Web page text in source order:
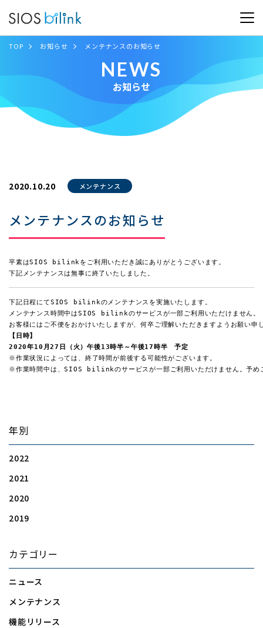
TOP お知らせ メンテナンスのお知らせ
NEWS
お知らせ
2020.10.20 メンテナンス
メンテナンスのお知らせ
平素はSIOS bilinkをご利用いただき誠にありがとうございます。
下記メンテナンスは無事に終了いたしました。
下記日程にてSIOS bilinkのメンテナンスを実施いたします。
メンテナンス時間中はSIOS bilinkのサービスが一部ご利用いただけません。
【日時】
2020年10月27日（火）午後13時半～午後17時半　予定
※作業状況によっては、終了時間が前後する可能性がございます。
※作業時間中は、SIOS bilinkのサービスが一部ご利用いただけません。予め
年別
2022
2021
2020
2019
カテゴリー
ニュース
メンテナンス
機能リリース